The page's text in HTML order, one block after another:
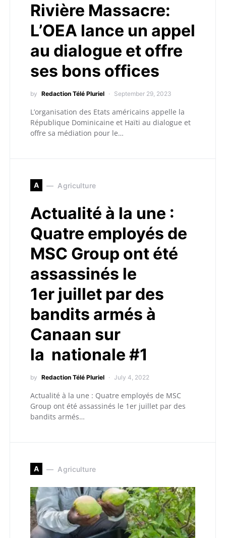
Rivière Massacre:
L’OEA lance un appel
au dialogue et offre
ses bons offices
by Redaction Télé Pluriel September 29, 2023
L’organisation des Etats américains appelle la
République Dominicaine et Haïti au dialogue et
offre sa médiation pour le…
A Agriculture
Actualité à la une :
Quatre employés de
MSC Group ont été
assassinés le
1er juillet par des
bandits armés à
Canaan sur
la nationale #1
by Redaction Télé Pluriel July 4, 2022
Actualité à la une : Quatre employés de MSC
Group ont été assassinés le 1er juillet par des
bandits armés…
A Agriculture